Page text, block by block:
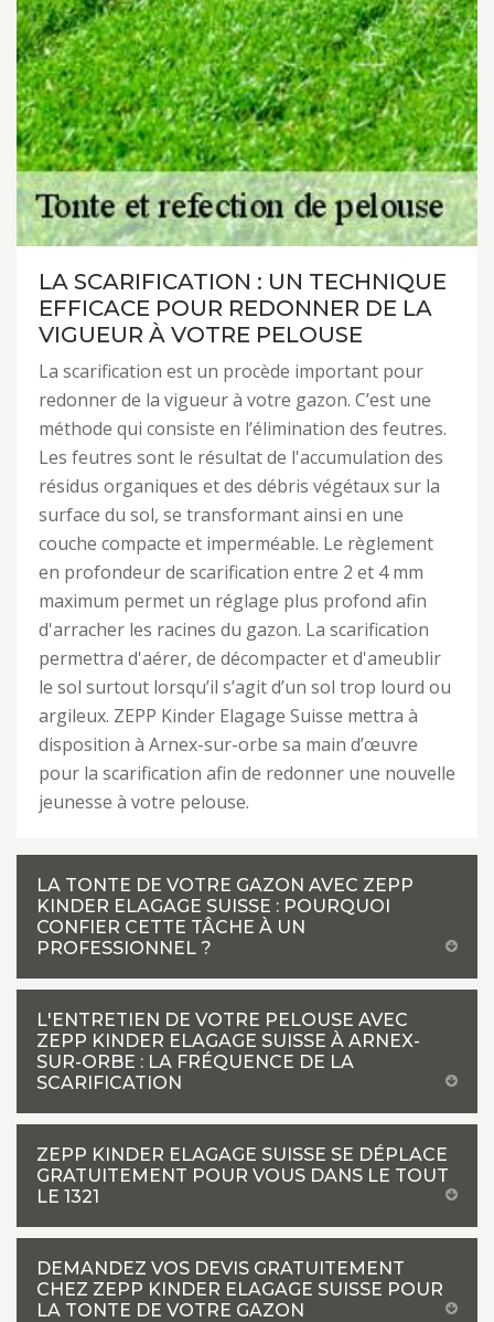
LA SCARIFICATION : UN TECHNIQUE
EFFICACE POUR REDONNER DE LA
VIGUEUR À VOTRE PELOUSE
La scarification est un procède important pour
redonner de la vigueur à votre gazon. C’est une
méthode qui consiste en l’élimination des feutres.
Les feutres sont le résultat de l'accumulation des
résidus organiques et des débris végétaux sur la
surface du sol, se transformant ainsi en une
couche compacte et imperméable. Le règlement
en profondeur de scarification entre 2 et 4 mm
maximum permet un réglage plus profond afin
d'arracher les racines du gazon. La scarification
permettra d'aérer, de décompacter et d'ameublir
le sol surtout lorsqu’il s’agit d’un sol trop lourd ou
argileux. ZEPP Kinder Elagage Suisse mettra à
disposition à Arnex-sur-orbe sa main d’œuvre
pour la scarification afin de redonner une nouvelle
jeunesse à votre pelouse.
LA TONTE DE VOTRE GAZON AVEC ZEPP
KINDER ELAGAGE SUISSE : POURQUOI
CONFIER CETTE TÂCHE À UN
PROFESSIONNEL ?
L'ENTRETIEN DE VOTRE PELOUSE AVEC
ZEPP KINDER ELAGAGE SUISSE À ARNEX-
SUR-ORBE : LA FRÉQUENCE DE LA
SCARIFICATION
ZEPP KINDER ELAGAGE SUISSE SE DÉPLACE
GRATUITEMENT POUR VOUS DANS LE TOUT
LE 1321
DEMANDEZ VOS DEVIS GRATUITEMENT
CHEZ ZEPP KINDER ELAGAGE SUISSE POUR
LA TONTE DE VOTRE GAZON